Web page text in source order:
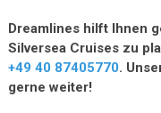
Dreamlines hilft Ihnen
Silversea Cruises zu
+49 40 87405770.
gerne weiter!